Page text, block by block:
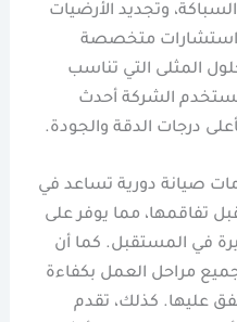
وتجديد الأرضيات
استشارات متخصصة
المثلى التي تناسب
تستخدم الشركة أحدث
درجات الدقة والجودة.
صيانة دورية تساعد في
تفاقمها، مما يوفر على
في المستقبل. كما أن
مراحل العمل بكفاءة
عليها. كذلك، تقدم